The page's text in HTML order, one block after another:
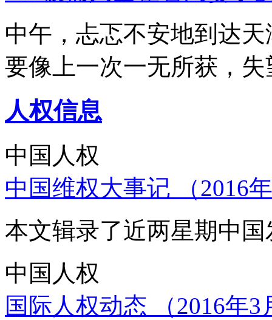
中午，忐忑不安地到达
要像上一次一无所获，
人权信息
中国人权
中国维权大事记 （2016
本文辑录了近两星期中
中国人权
国际人权动态 （2016年